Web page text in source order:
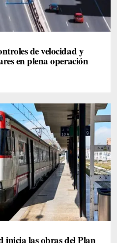
de velocidad y
en plena operación
inicia las obras del Plan